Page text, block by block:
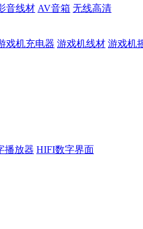
音线材 AV音箱 无线高清
戏机充电器 游戏机线材 游戏机
播放器 HIFI数字界面